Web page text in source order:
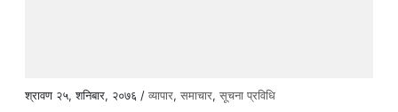
श्रावण २५, शनिबार, २०७६ /व्यापार,समाचार,सूचना प्रविधि